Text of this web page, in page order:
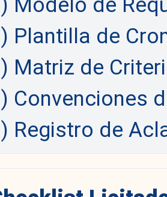
Modelo de
Plantilla de
Matriz de
Convenciones
Registro de